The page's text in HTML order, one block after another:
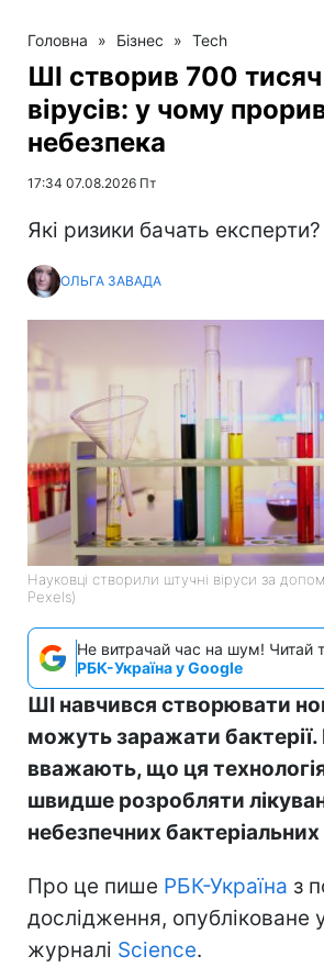
Головна » Бізнес » Tech
ШІ створив 700
вірусів: у чому
небезпека
17:34 07.08.2026 Пт
Які ризики бачать експерти?
ОЛЬГА ЗАВАДА
Науковці створили штучні віруси за
Pexels)
Не витрачай час на шум! Читай
РБК-Україна у Google
ШІ навчився створювати
можуть заражати бактерії.
вважають, що ця
швидше розробляти
небезпечних бактеріальних
Про це пише РБК-Україна з
дослідження, опубліковане
журналі Science.